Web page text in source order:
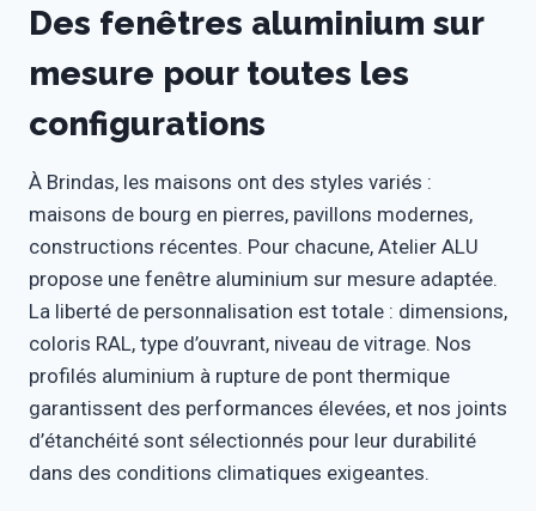
Des fenêtres aluminium sur
mesure pour toutes les
configurations
À Brindas, les maisons ont des styles variés :
maisons de bourg en pierres, pavillons modernes,
constructions récentes. Pour chacune, Atelier ALU
propose une fenêtre aluminium sur mesure adaptée.
La liberté de personnalisation est totale : dimensions,
coloris RAL, type d’ouvrant, niveau de vitrage. Nos
profilés aluminium à rupture de pont thermique
garantissent des performances élevées, et nos joints
d’étanchéité sont sélectionnés pour leur durabilité
dans des conditions climatiques exigeantes.